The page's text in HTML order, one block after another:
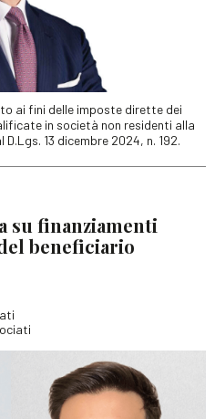
ai fini delle imposte dirette dei
in società non residenti alla
13 dicembre 2024, n. 192.
su finanziamenti
beneficiario